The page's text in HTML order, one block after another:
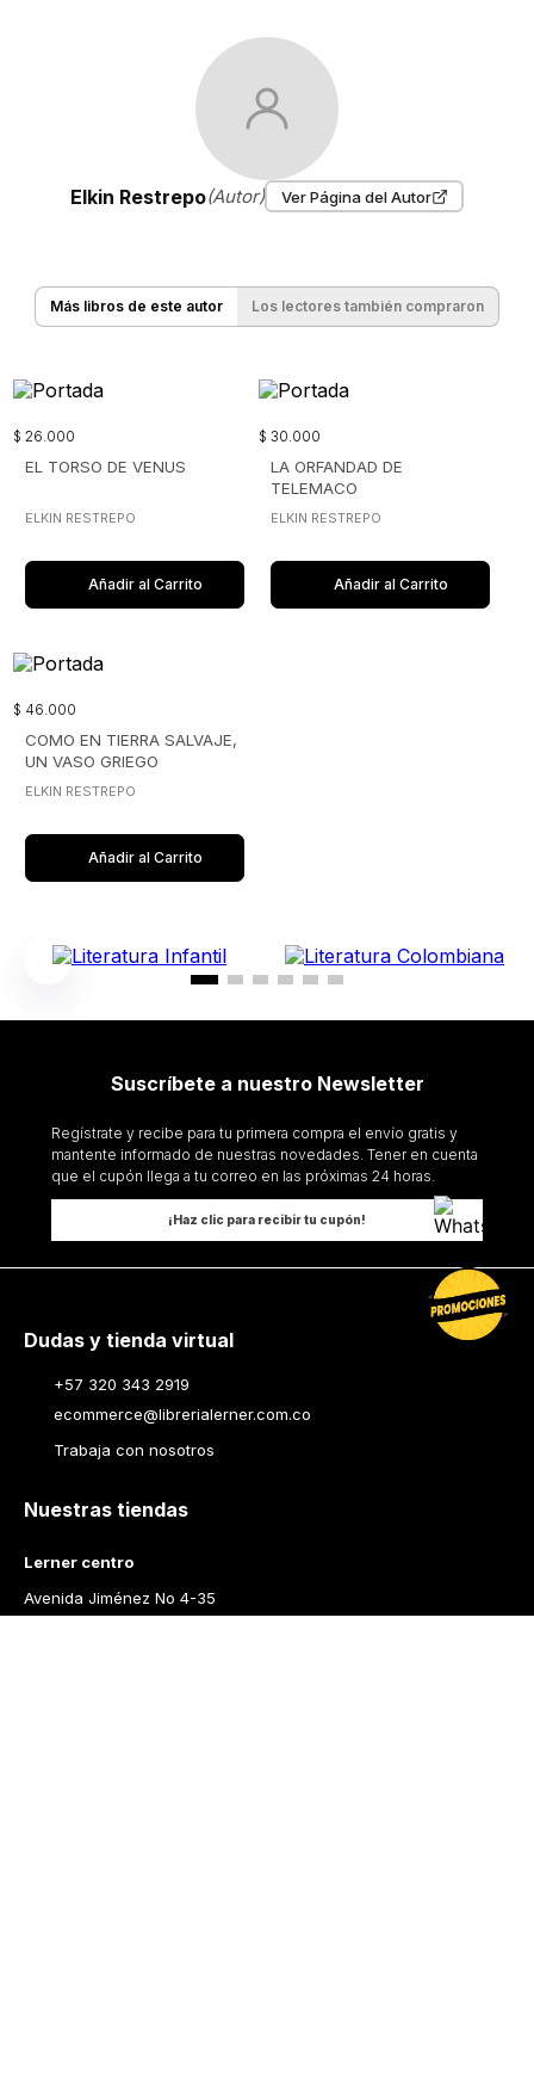
Elkin Restrepo(Autor) Ver Página del Autor
Más libros de este autor Los lectores también compraron
$ 26.000
EL TORSO DE VENUS
ELKIN RESTREPO
Añadir al Carrito
$ 30.000
LA ORFANDAD DE
TELEMACO
ELKIN RESTREPO
Añadir al Carrito
$ 46.000
COMO EN TIERRA SALVAJE,
UN VASO GRIEGO
ELKIN RESTREPO
Añadir al Carrito
Suscríbete a nuestro Newsletter
Regístrate y recibe para tu primera compra el envío gratis y
mantente informado de nuestras novedades. Tener en cuenta
que el cupón llega a tu correo en las próximas 24 horas.
¡Haz clic para recibir tu cupón!
Dudas y tienda virtual
+57 320 343 2919
ecommerce@librerialerner.com.co
Trabaja con nosotros
Nuestras tiendas
Lerner centro
Avenida Jiménez No 4-35